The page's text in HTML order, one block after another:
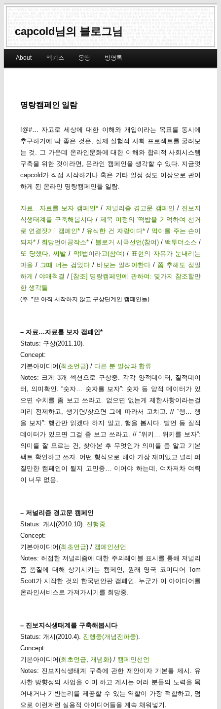
capcold님의 블로그님
Skip to primary content
Skip to secondary content
About 엑기스 몽땅 방명록
명랑캠페인 일람
!@#… 자고로 세상에 대한 이해와 개입이라는 목표를 동시에
추구하기에 딱 좋은 것은, 실제 실험적 사회 프로젝트를 굴려보
는 것. 그 가운데 온라인문화에 대한 이해와 합리적 사회시스템
구축을 위한 것이라면, 온라인 캠페인을 생각할 수 있다. 지금껏
capcold가 직접 시작하거나 혹은 기타 일정 정도 이상으로 관여
하게 된 온라인 명랑캠페인들 일람.
자료…자료를 보자 캠페인* / 저널리즘 경고문 캠페인 / 진보지
식생태계를 구축해봅시다/ 제목 미정의 ‘떡밥을 기억하여 선거
로 연결짓기’ 캠페인* / 유식한 건 자랑이다*/ 먹이를 주는 손이
되자*/ 희망언어공작소* / 블로거 시국선언(참여)/ 백투더소스 /
또 당했다, 씨발/ 악!법이라고(참여)/ 표현의 자유가 눈내리는
마을 / 그때 너는 검었다/ 바보는 말려야한다 / 쫌 추해도 정밀
하게 / 야매척결 / [참조] 명랑캠페인에 관하여: 몇가지 참조할만
한 생각들
(주: *은 아직 시작하지 않고 구상단계인 캠페인들)
– 자료…자료를 보자 캠페인*
Status: 구상(2011.10).
Concept:
기본아이디어(최초언급) / 다른 분 발상과 합류
Notes: 크게 3개 섹션으로 구상중. 각각 양적데이터, 질적데이
터, 의미확인. “숫자… 숫자를 보자”: 숫자 등 양적 데이터가 있
으면 수치를 좀 보고 쓰라고. 없으면 없는게 제한사항이라는걸
미리 전제하고, 생기면/찾으면 그에 따라서 고치고. // “행… 행
을 보자”: 행간만 읽겠다 하지 말고, 행을 봅시다. 발언 등 질적
데이터가 있으면 그걸 좀 보고 쓰라고. // “위키… 위키를 보자”:
의미를 잘 모르는 건, 찾아본 후 무엇인가 의미를 좀 알고 기본
팩트 확인하고 쓰자. 어떤 형식으로 해야 가장 재미있고 널리 퍼
질만한 캠페인이 될지 고민중… 이어야 하는데, 여차저차 여력
이 너무 없음.
– 저널리즘 경고문 캠페인
Status: 개시(2010.10). 진행중.
Concept:
기본아이디어(최초언급) / 캠페인선언
Notes: 허접한 저널리즘에 대한 주의레이블 표시를 통해 저널리
즘 품질에 대해 상기시키는 캠페인, 원래 영국 코미디어 Tom
Scott가 시작한 것의 한국번안판 캠페인. 누군가 이 아이디어를
온라인서비스로 가져가시기를 희망중.
– 진보지식생태계를 구축해봅시다
Status: 개시(2010.4). 진행중(개념전파중).
Concept:
기본아이디어(최초언급, 개념화) / 캠페인선언
Notes: 진보지식생태계 구축에 관한 제안이자 기본틀 제시. 유
사한 방향성의 사업을 이미 하고 계시는 여러 분들의 노력을 묶
어내거나 기반논리를 제공할 수 있는 역할이 가장 적합하고, 덤
으로 이런저런 실용적 아이디어들을 계속 채워넣기.